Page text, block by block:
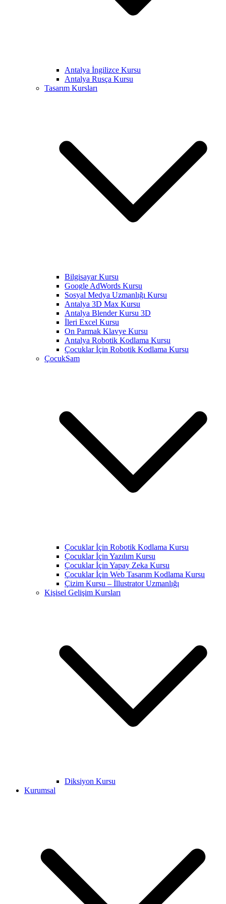
Antalya İngilizce Kursu
Antalya Rusça Kursu
Tasarım Kursları
Bilgisayar Kursu
Google AdWords Kursu
Sosyal Medya Uzmanlığı Kursu
Antalya 3D Max Kursu
Antalya Blender Kursu 3D
İleri Excel Kursu
On Parmak Klavye Kursu
Antalya Robotik Kodlama Kursu
Çocuklar İçin Robotik Kodlama Kursu
ÇocukSam
Çocuklar İçin Robotik Kodlama Kursu
Çocuklar İçin Yazılım Kursu
Çocuklar İçin Yapay Zeka Kursu
Çocuklar İçin Web Tasarım Kodlama Kursu
Çizim Kursu – İllustrator Uzmanlığı
Kişisel Gelişim Kursları
Diksiyon Kursu
Kurumsal